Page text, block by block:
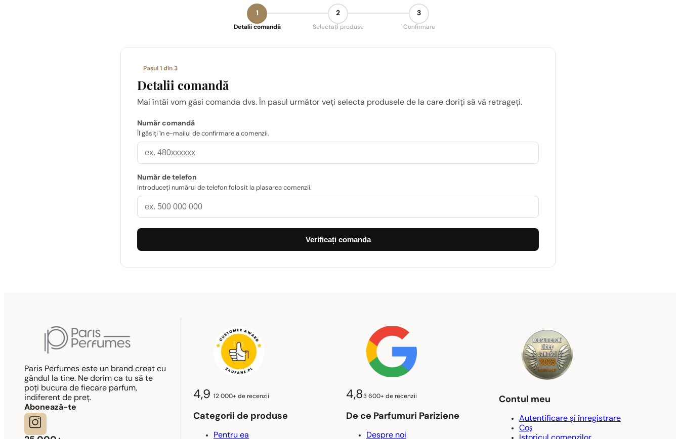
1
Detalii comandă
2
Selectați produse
3
Confirmare
Pasul 1 din 3
Detalii comandă
Mai întâi vom găsi comanda dvs. În pasul următor veți selecta produsele de la care doriți să vă retrageți.
Număr comandă
Îl găsiți în e-mailul de confirmare a comenzii.
Număr de telefon
Introduceți numărul de telefon folosit la plasarea comenzii.
Verificați comanda
Paris Perfumes este un brand creat cu
gândul la tine. Ne dorim ca tu să te
poți bucura de fiecare parfum,
indiferent de preț.
Abonează-te
4,9 12 000+ de recenzii
Categorii de produse
Pentru ea
4,83 600+ de recenzii
De ce Parfumuri Pariziene
Despre noi
Contul meu
Autentificare și înregistrare
Coş